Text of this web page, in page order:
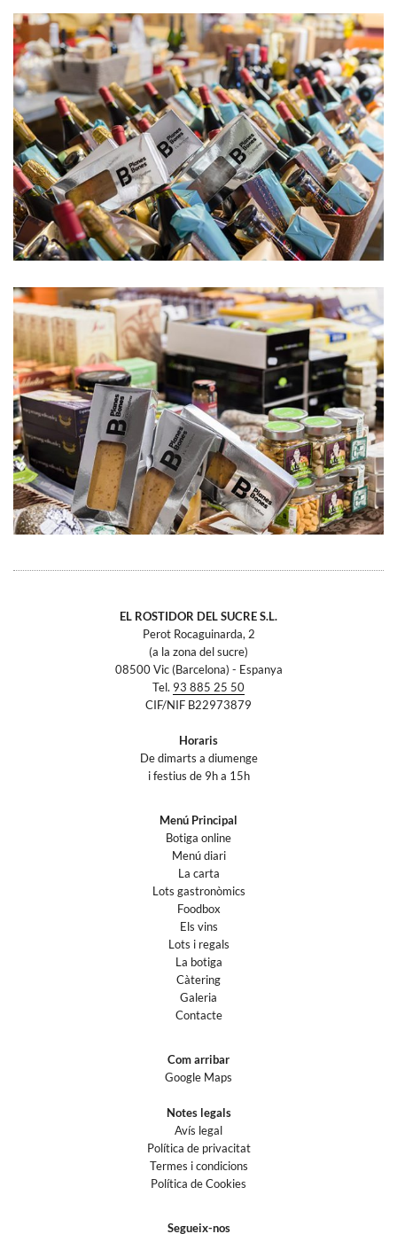
EL ROSTIDOR DEL SUCRE S.L.
Perot Rocaguinarda, 2
(a la zona del sucre)
08500 Vic (Barcelona) - Espanya
Tel. 93 885 25 50
CIF/NIF B22973879
Horaris
De dimarts a diumenge
i festius de 9h a 15h
Menú Principal
Botiga online
Menú diari
La carta
Lots gastronòmics
Foodbox
Els vins
Lots i regals
La botiga
Càtering
Galeria
Contacte
Com arribar
Google Maps
Notes legals
Avís legal
Política de privacitat
Termes i condicions
Política de Cookies
Segueix-nos